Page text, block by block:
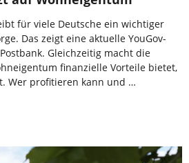
für viele Deutsche ein wichtiger
Das zeigt eine aktuelle YouGov-
Gleichzeitig macht die
finanzielle Vorteile bietet,
Wer profitieren kann und …